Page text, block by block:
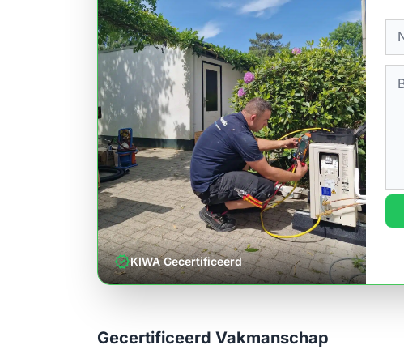
verifiedKIWA Gecertificeerd
Gecertificeerd Vakmanschap